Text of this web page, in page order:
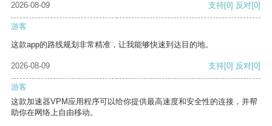
2026-08-09 支持[0] 反对[0]
游客
这款app的路线规划非常精准，让我能够快速到达目的地。
2026-08-09 支持[0] 反对[0]
游客
这款加速器VPM应用程序可以给你提供最高速度和安全性的连接，并帮
助你在网络上自由移动。